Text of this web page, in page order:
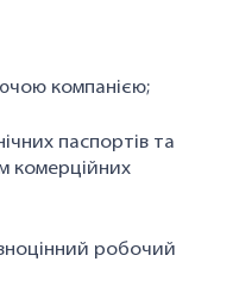
компанією;
паспортів та
комерційних
робочий